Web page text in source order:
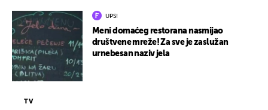
UPS!
Meni domaćeg restorana nasmijao
društvene mreže! Za sve je zaslužan
urnebesan naziv jela
TV